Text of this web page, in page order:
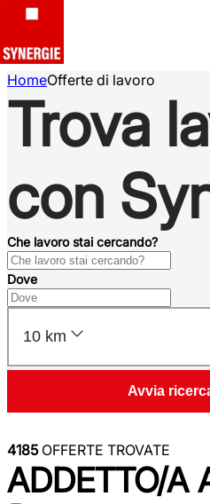
HomeOfferte di lavoro
Trova
con
Che lavoro stai cercando?
Dove
10 km
Avvia
4185OFFERTE TROVATE
ADDETTO/A